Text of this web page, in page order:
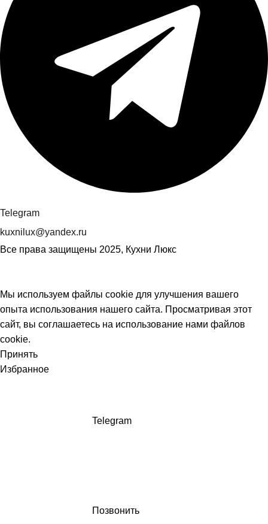
Telegram
kuxnilux@yandex.ru
Все права защищены 2025, Кухни Люкс
Мы используем файлы cookie для улучшения вашего
опыта использования нашего сайта. Просматривая этот
сайт, вы соглашаетесь на использование нами файлов
cookie.
Принять
Избранное
Telegram
Позвонить